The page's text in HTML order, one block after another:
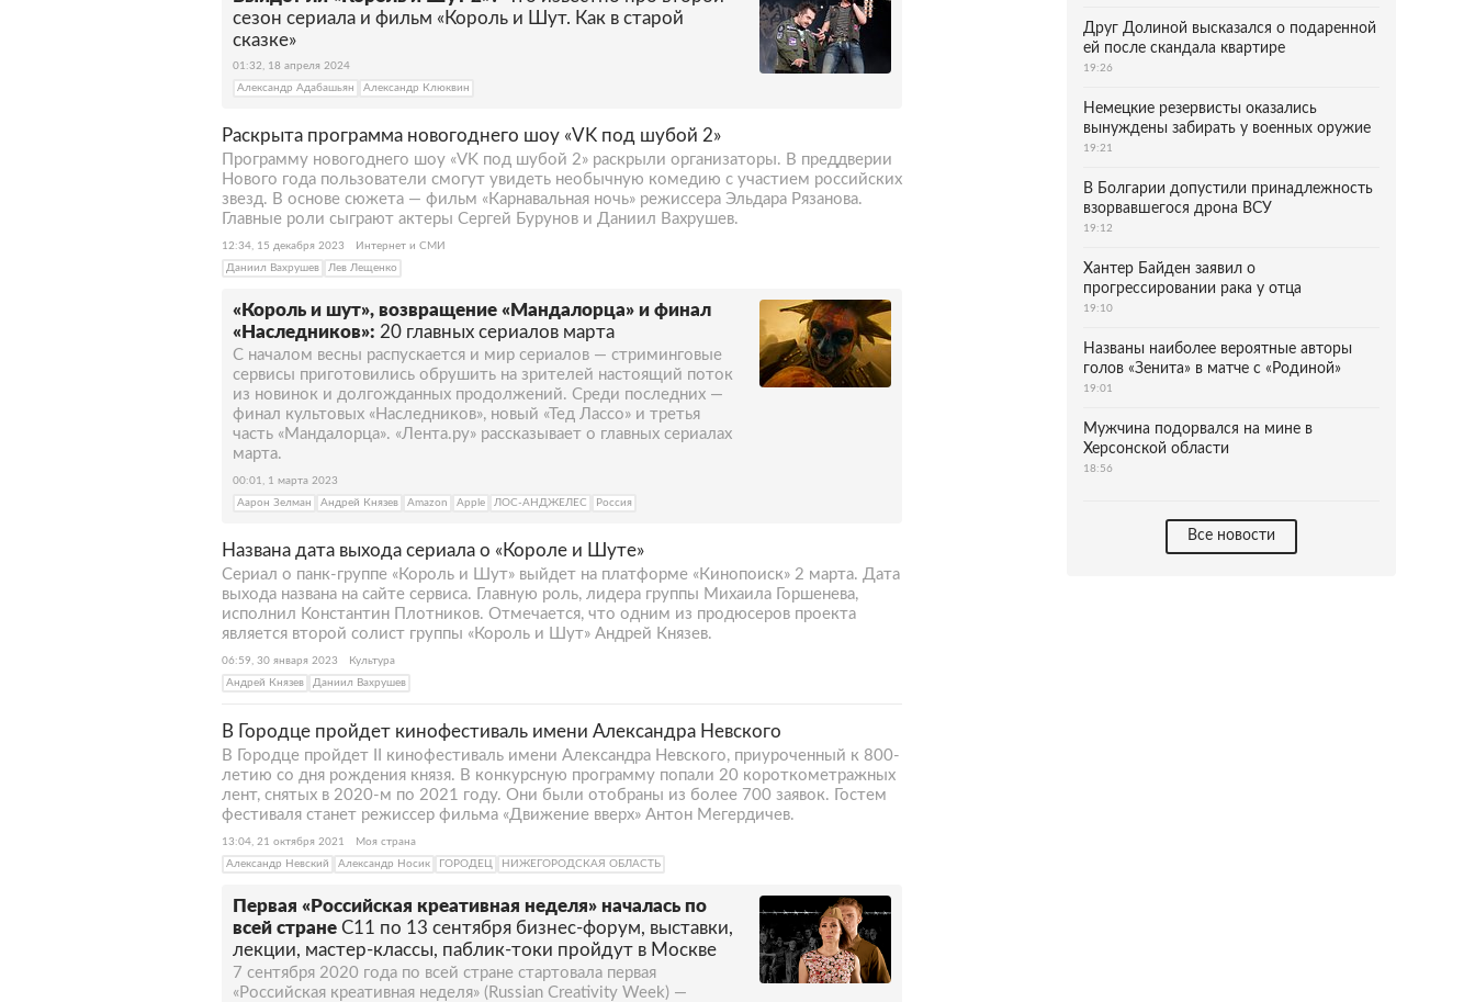
сезон сериала и фильм «Король и Шут. Как в старой
сказке»
01:32, 18 апреля 2024
Александр Адабашьян
Александр Клюквин
Раскрыта программа новогоднего шоу «VK под шубой 2»
Программу новогоднего шоу «VK под шубой 2» раскрыли организаторы. В преддверии
Нового года пользователи смогут увидеть необычную комедию с участием российских
звезд. В основе сюжета — фильм «Карнавальная ночь» режиссера Эльдара Рязанова.
Главные роли сыграют актеры Сергей Бурунов и Даниил Вахрушев.
12:34, 15 декабря 2023
Интернет и СМИ
Даниил Вахрушев
Лев Лещенко
«Король и шут», возвращение «Мандалорца» и финал
«Наследников»: 20 главных сериалов марта
С началом весны распускается и мир сериалов — стриминговые
сервисы приготовились обрушить на зрителей настоящий поток
из новинок и долгожданных продолжений. Среди последних —
финал культовых «Наследников», новый «Тед Лассо» и третья
часть «Мандалорца». «Лента.ру» рассказывает о главных сериалах
марта.
00:01, 1 марта 2023
Аарон Зелман
Андрей Князев Amazon Apple ЛОС-АНДЖЕЛЕС Россия
Названа дата выхода сериала о «Короле и Шуте»
Сериал о панк-группе «Король и Шут» выйдет на платформе «Кинопоиск» 2 марта. Дата
выхода названа на сайте сервиса. Главную роль, лидера группы Михаила Горшенева,
исполнил Константин Плотников. Отмечается, что одним из продюсеров проекта
является второй солист группы «Король и Шут» Андрей Князев.
06:59, 30 января 2023
Культура
Андрей Князев
Даниил Вахрушев
В Городце пройдет кинофестиваль имени Александра Невского
В Городце пройдет II кинофестиваль имени Александра Невского, приуроченный к 800-
летию со дня рождения князя. В конкурсную программу попали 20 короткометражных
лент, снятых в 2020-м по 2021 году. Они были отобраны из более 700 заявок. Гостем
фестиваля станет режиссер фильма «Движение вверх» Антон Мегердичев.
13:04, 21 октября 2021
Моя страна
Александр Невский
Александр Носик ГОРОДЕЦ НИЖЕГОРОДСКАЯ ОБЛАСТЬ
Первая «Российская креативная неделя» началась по
всей стране С11 по 13 сентября бизнес-форум, выставки,
лекции, мастер-классы, паблик-токи пройдут в Москве
7 сентября 2020 года по всей стране стартовала первая
«Российская креативная неделя» (Russian Creativity Week) —
Друг Долиной высказался о подаренной
ей после скандала квартире
19:26
Немецкие резервисты оказались
вынуждены забирать у военных оружие
19:21
В Болгарии допустили принадлежность
взорвавшегося дрона ВСУ
19:12
Хантер Байден заявил о
прогрессировании рака у отца
19:10
Названы наиболее вероятные авторы
голов «Зенита» в матче с «Родиной»
19:01
Мужчина подорвался на мине в
Херсонской области
18:56
Все новости